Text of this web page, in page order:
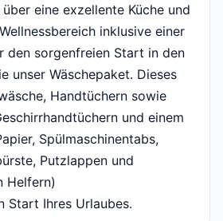
eine exzellente Küche und
inklusive einer
den sorgenfreien Start in den
unser Wäschepaket. Dieses
Handtüchern sowie
und einem
Spülmaschinentabs,
Putzlappen und
Helfern)
Start Ihres Urlaubes.